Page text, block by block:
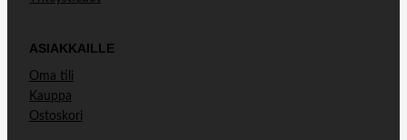
ASIAKKAILLE
Oma tili
Kauppa
Ostoskori